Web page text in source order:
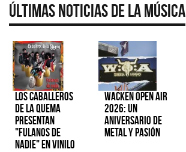
Últimas Noticias de la Música
Los Caballeros
de la Quema
presentan
"Fulanos de
Nadie" en vinilo
Wacken Open Air
2026: Un
aniversario de
metal y pasión